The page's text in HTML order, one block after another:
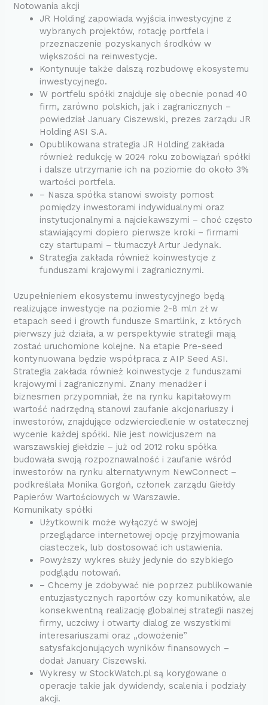
Notowania akcji
JR Holding zapowiada wyjścia inwestycyjne z
wybranych projektów, rotację portfela i
przeznaczenie pozyskanych środków w
większości na reinwestycje.
Kontynuuje także dalszą rozbudowę ekosystemu
inwestycyjnego.
W portfelu spółki znajduje się obecnie ponad 40
firm, zarówno polskich, jak i zagranicznych –
powiedział January Ciszewski, prezes zarządu JR
Holding ASI S.A.
Opublikowana strategia JR Holding zakłada
również redukcję w 2024 roku zobowiązań spółki
i dalsze utrzymanie ich na poziomie do około 3%
wartości portfela.
– Nasza spółka stanowi swoisty pomost
pomiędzy inwestorami indywidualnymi oraz
instytucjonalnymi a najciekawszymi – choć często
stawiającymi dopiero pierwsze kroki – firmami
czy startupami – tłumaczył Artur Jedynak.
Strategia zakłada również koinwestycje z
funduszami krajowymi i zagranicznymi.
Uzupełnieniem ekosystemu inwestycyjnego będą
realizujące inwestycje na poziomie 2-8 mln zł w
etapach seed i growth fundusze Smartlink, z których
pierwszy już działa, a w perspektywie strategii mają
zostać uruchomione kolejne. Na etapie Pre-seed
kontynuowana będzie współpraca z AIP Seed ASI.
Strategia zakłada również koinwestycje z funduszami
krajowymi i zagranicznymi. Znany menadżer i
biznesmen przypomniał, że na rynku kapitałowym
wartość nadrzędną stanowi zaufanie akcjonariuszy i
inwestorów, znajdujące odzwierciedlenie w ostatecznej
wycenie każdej spółki. Nie jest nowicjuszem na
warszawskiej giełdzie – już od 2012 roku spółka
budowała swoją rozpoznawalność i zaufanie wśród
inwestorów na rynku alternatywnym NewConnect –
podkreślała Monika Gorgoń, członek zarządu Giełdy
Papierów Wartościowych w Warszawie.
Komunikaty spółki
Użytkownik może wyłączyć w swojej
przeglądarce internetowej opcję przyjmowania
ciasteczek, lub dostosować ich ustawienia.
Powyższy wykres służy jedynie do szybkiego
podglądu notowań.
– Chcemy je zdobywać nie poprzez publikowanie
entuzjastycznych raportów czy komunikatów, ale
konsekwentną realizację globalnej strategii naszej
firmy, uczciwy i otwarty dialog ze wszystkimi
interesariuszami oraz „dowożenie”
satysfakcjonujących wyników finansowych –
dodał January Ciszewski.
Wykresy w StockWatch.pl są korygowane o
operacje takie jak dywidendy, scalenia i podziały
akcji.